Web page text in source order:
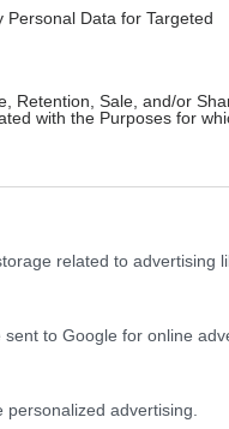
Data for Targeted
Retention, Sale, and/or
with the Purposes for
related to advertising
to Google for online
advertising.
της με την επιρροή που
θυμάται η Δρ.
γέλασαν με την ιδέα
δοκιμάσουν. Σε αυτή
έκαναν αριθμητικές
να κρατήσουν τα
με σκοπό να
επιτυχούς
τόσο της ενεργητικής
στρες παρουσία ενός